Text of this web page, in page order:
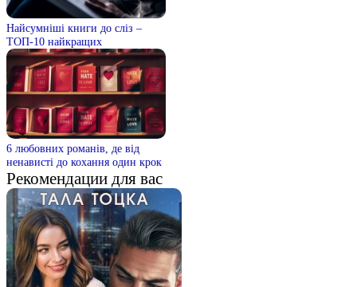
Найсумніші книги до сліз –
ТОП-10 найкращих
6 любовних романів, де від
ненависті до кохання один крок
Рекомендации для вас